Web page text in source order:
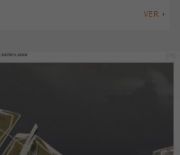
VER +